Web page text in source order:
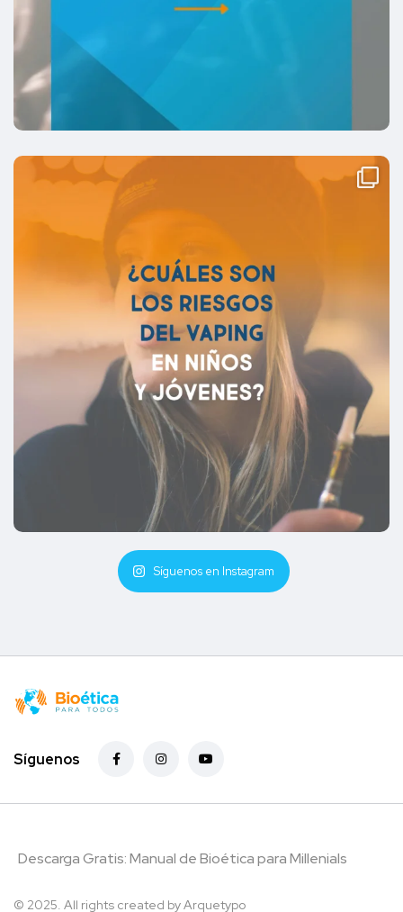
Síguenos en Instagram
Síguenos
Descarga Gratis: Manual de Bioética para Millenials
© 2025. All rights created byArquetypo